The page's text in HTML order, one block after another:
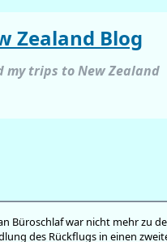
Zealand Blog
trips to New Zealand
Büroschlaf war nicht mehr zu
des Rückflugs in einen